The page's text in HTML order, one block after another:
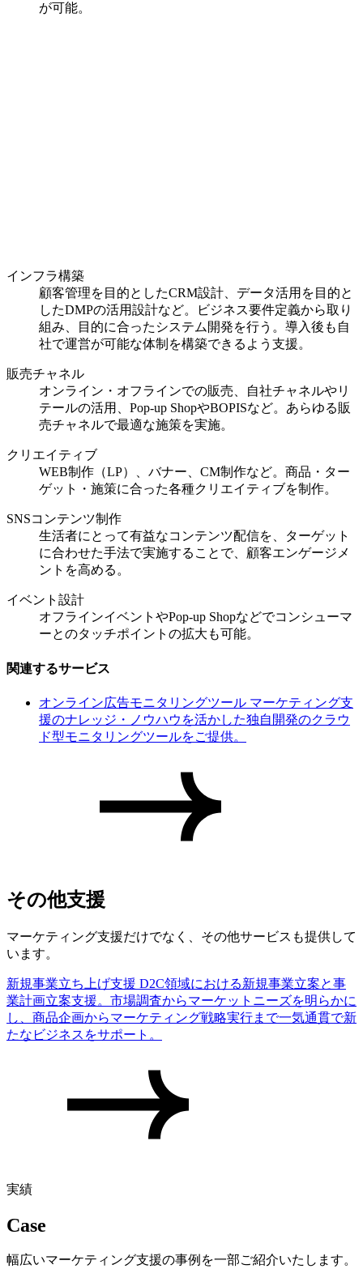
が可能。
インフラ構築
顧客管理を目的としたCRM設計、データ活用を目的と
したDMPの活用設計など。ビジネス要件定義から取り
組み、目的に合ったシステム開発を行う。導入後も自
社で運営が可能な体制を構築できるよう支援。
販売チャネル
オンライン・オフラインでの販売、自社チャネルやリ
テールの活用、Pop-up ShopやBOPISなど。あらゆる販
売チャネルで最適な施策を実施。
クリエイティブ
WEB制作（LP）、バナー、CM制作など。商品・ター
ゲット・施策に合った各種クリエイティブを制作。
SNSコンテンツ制作
生活者にとって有益なコンテンツ配信を、ターゲット
に合わせた手法で実施することで、顧客エンゲージメ
ントを高める。
イベント設計
オフラインイベントやPop-up Shopなどでコンシューマ
ーとのタッチポイントの拡大も可能。
関連するサービス
オンライン広告モニタリングツール マーケティング支
援のナレッジ・ノウハウを活かした独自開発のクラウ
ド型モニタリングツールをご提供。
その他支援
マーケティング支援だけでなく、その他サービスも提供して
います。
新規事業立ち上げ支援 D2C領域における新規事業立案と事
業計画立案支援。市場調査からマーケットニーズを明らかに
し、商品企画からマーケティング戦略実行まで一気通貫で新
たなビジネスをサポート。
実績
Case
幅広いマーケティング支援の事例を一部ご紹介いたします。